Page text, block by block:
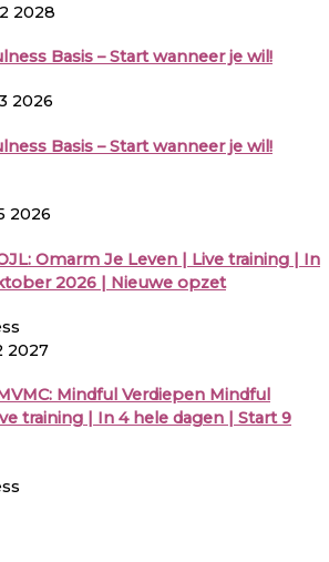
2028
Basis – Start wanneer je wil!
2026
Basis – Start wanneer je wil!
2026
Omarm Je Leven | Live training | In
2026 | Nieuwe opzet
2027
Mindful Verdiepen Mindful
training | In 4 hele dagen | Start 9